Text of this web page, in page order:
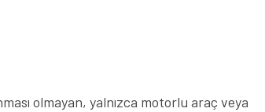
olmayan, yalnızca motorlu araç veya